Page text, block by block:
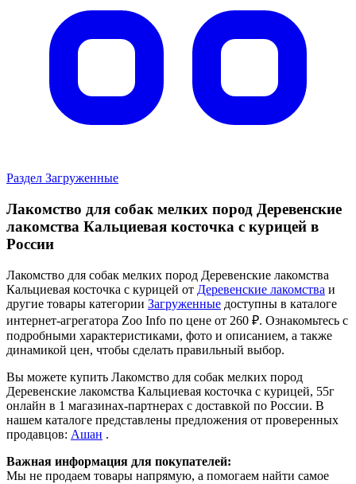
Раздел Загруженные
Лакомство для собак мелких пород Деревенские
лакомства Кальциевая косточка с курицей в
России
Лакомство для собак мелких пород Деревенские лакомства
Кальциевая косточка с курицей от Деревенские лакомства и
другие товары категории Загруженные доступны в каталоге
интернет-агрегатора Zoo Info по цене от 260 ₽. Ознакомьтесь с
подробными характеристиками, фото и описанием, а также
динамикой цен, чтобы сделать правильный выбор.
Вы можете купить Лакомство для собак мелких пород
Деревенские лакомства Кальциевая косточка с курицей, 55г
онлайн в 1 магазинах-партнерах с доставкой по России. В
нашем каталоге представлены предложения от проверенных
продавцов: Ашан .
Важная информация для покупателей:
Мы не продаем товары напрямую, а помогаем найти самое